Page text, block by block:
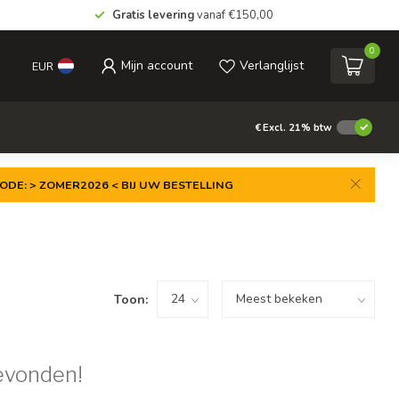
Gratis leveringvanaf €150,00
EUR Mijn account Verlanglijst
0
€Excl. 21% btw
> ZOMER2026 < BIJ UW BESTELLING
Toon: